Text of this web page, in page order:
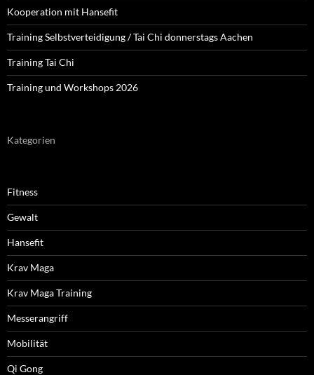
Kooperation mit Hansefit
Training Selbstverteidigung / Tai Chi donnerstags Aachen
Training Tai Chi
Training und Workshops 2026
Kategorien
Fitness
Gewalt
Hansefit
Krav Maga
Krav Maga Training
Messerangriff
Mobilität
Qi Gong